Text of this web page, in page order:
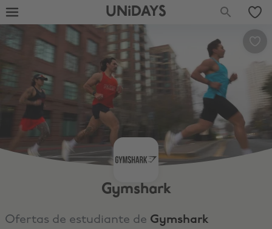
UNiDAYS
Gymshark
Ofertas de estudiante de Gymshark